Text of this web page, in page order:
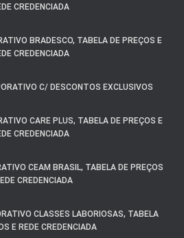
CREDENCIADA
BRADESCO, TABELA DE PREÇOS E
CREDENCIADA
C/ DESCONTOS EXCLUSIVOS
CARE PLUS, TABELA DE PREÇOS E
CREDENCIADA
CEAM BRASIL, TABELA DE PREÇOS
CREDENCIADA
CLASSES LABORIOSAS, TABELA
E REDE CREDENCIADA